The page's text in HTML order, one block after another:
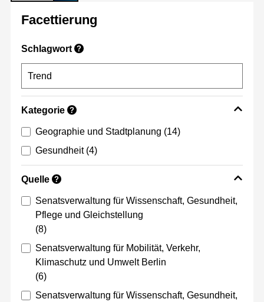
Facettierung
Schlagwort ?
Kategorie ?
Geographie und Stadtplanung (14)
Gesundheit (4)
Quelle ?
Senatsverwaltung für Wissenschaft, Gesundheit,
Pflege und Gleichstellung
(8)
Senatsverwaltung für Mobilität, Verkehr,
Klimaschutz und Umwelt Berlin
(6)
Senatsverwaltung für Wissenschaft, Gesundheit,